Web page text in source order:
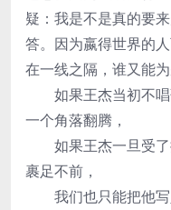
疑：我是不是真的要
答。因为嬴得世界的
在一线之隔，谁又能
如果王杰当初不唱
一个角落翻腾，
如果王杰一旦受了
裹足不前，
我们也只能把他写